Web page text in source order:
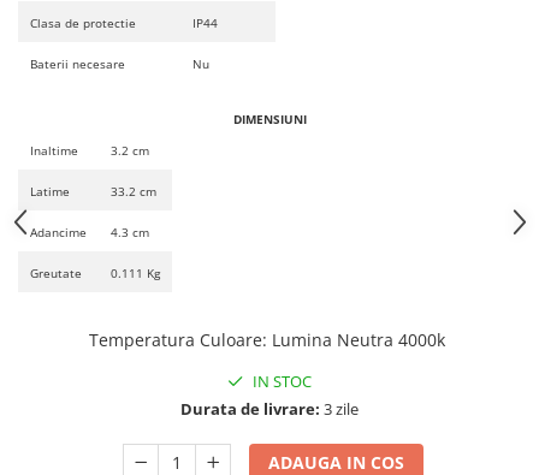
Clasa de protectie IP44
Baterii necesare Nu
DIMENSIUNI
Inaltime
3.2 cm
Latime 33.2 cm
Adancime 4.3 cm
Greutate 0.111 Kg
Temperatura Culoare: Lumina Neutra 4000k
IN STOC
Durata de livrare: 3 zile
ADAUGA IN COS